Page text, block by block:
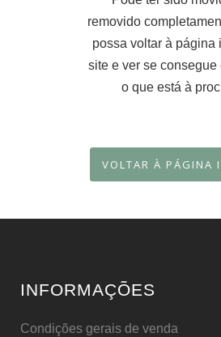
removido
possa voltar à página
site e ver se consegue
o que está à
VOLTAR À PÁGINA
INFORMAÇÕES
Condições gerais de venda